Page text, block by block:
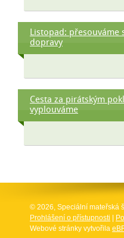
Listopad: přesouváme
dopravy
Cesta za pirátským
vyplouváme
© 2026, Speciální mateřská
Prohlášení o přístupnosti
Webové stránky vytvořila